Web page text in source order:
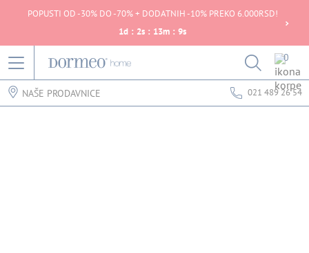
POPUSTI OD -30% DO -70% + DODATNIH -10% PREKO 6.000RSD!
1d : 2s : 13m : 9s
0
NAŠE PRODAVNICE 021 489 26 54